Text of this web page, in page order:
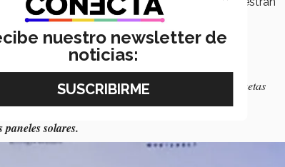
E-BANDles ofrece.
eléctricos.
, ya que se puede implementar en calles y banquetas
paneles solares.
nuestro newsletter de
noticias: